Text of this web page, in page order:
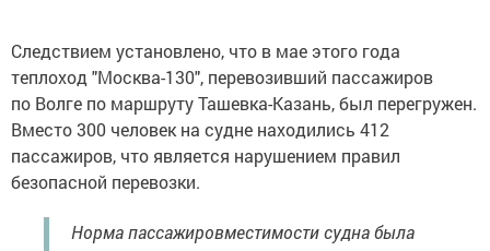
Следствием установлено, что в мае этого года
теплоход"Москва-130", перевозивший пассажиров
по Волге по маршруту Ташевка-Казань, был перегружен.
Вместо 300 человек на судне находились 412
пассажиров, что является нарушением правил
безопасной перевозки.
Норма пассажировместимости судна была